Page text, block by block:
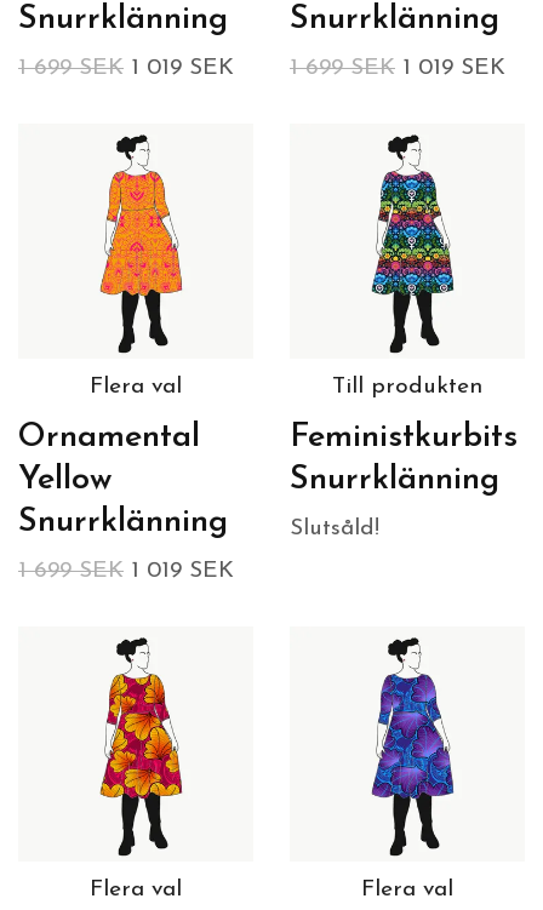
Snurrklänning
1 699 SEK 1 019 SEK
Snurrklänning
1 699 SEK 1 019 SEK
Flera val
Ornamental
Yellow
Snurrklänning
1 699 SEK 1 019 SEK
Till produkten
Feministkurbits
Snurrklänning
Slutsåld!
Flera val Flera val